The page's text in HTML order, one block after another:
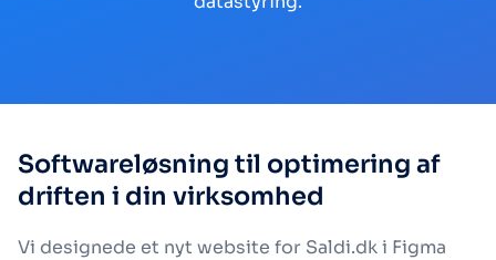
Softwareløsning til optimering af
driften i din virksomhed
Vi designede et nyt website for Saldi.dk i Figma